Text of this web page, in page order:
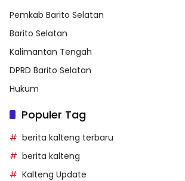
Pemkab Barito Selatan
Barito Selatan
Kalimantan Tengah
DPRD Barito Selatan
Hukum
Populer Tag
berita kalteng terbaru
berita kalteng
Kalteng Update